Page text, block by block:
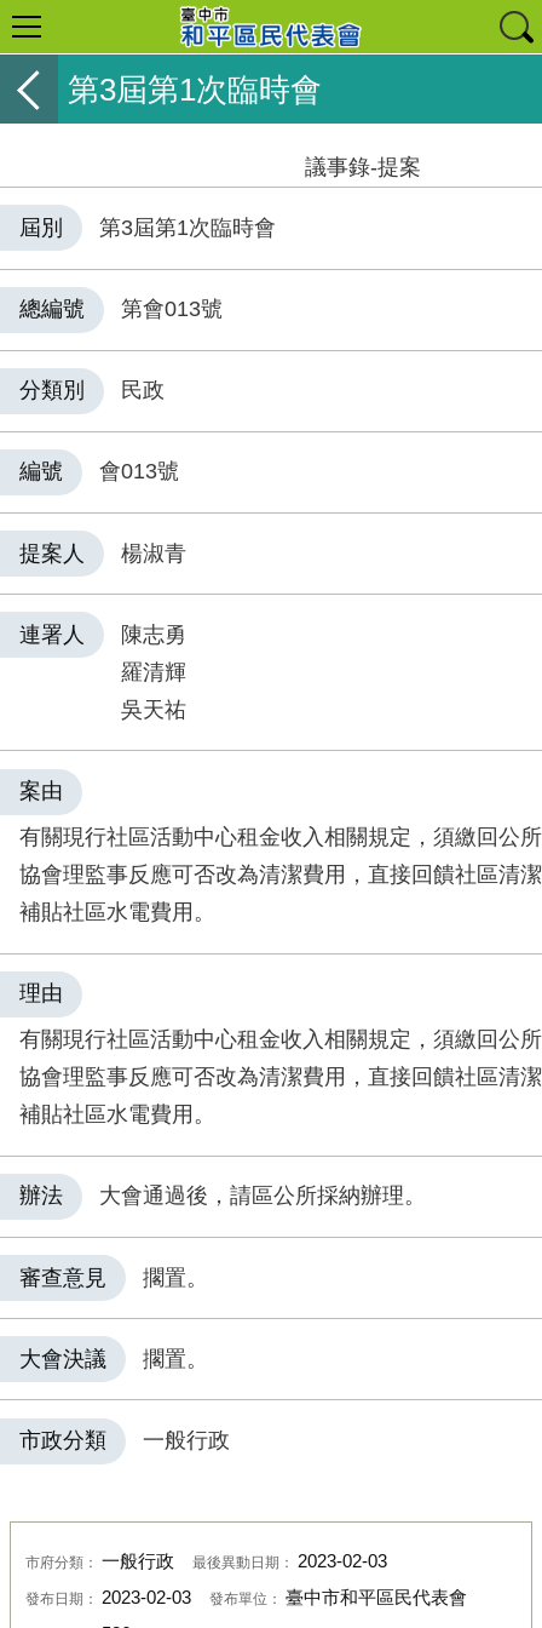
第3屆第1次臨時會
議事錄-提案
屆別 第3屆第1次臨時會
總編號 第會013號
分類別 民政
編號 會013號
提案人 楊淑青
連署人
陳志勇
羅清輝
吳天祐
案由
有關現行社區活動中心租金收入相關規定，須繳回公
協會理監事反應可否改為清潔費用，直接回饋社區清
補貼社區水電費用。
理由
有關現行社區活動中心租金收入相關規定，須繳回公
協會理監事反應可否改為清潔費用，直接回饋社區清
補貼社區水電費用。
辦法 大會通過後，請區公所採納辦理。
審查意見 擱置。
大會決議 擱置。
市政分類 一般行政
市府分類： 一般行政 最後異動日期： 2023-02-03
發布日期： 2023-02-03 發布單位： 臺中市和平區民代表會